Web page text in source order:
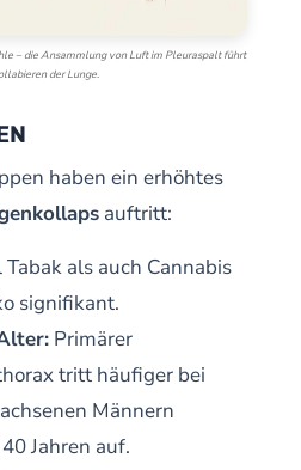
– die Ansammlung von Luft im Pleuraspalt führt
der Lunge.
haben ein erhöhtes
auftritt:
als auch Cannabis
signifikant.
Primärer
tritt häufiger bei
Männern
Jahren auf.